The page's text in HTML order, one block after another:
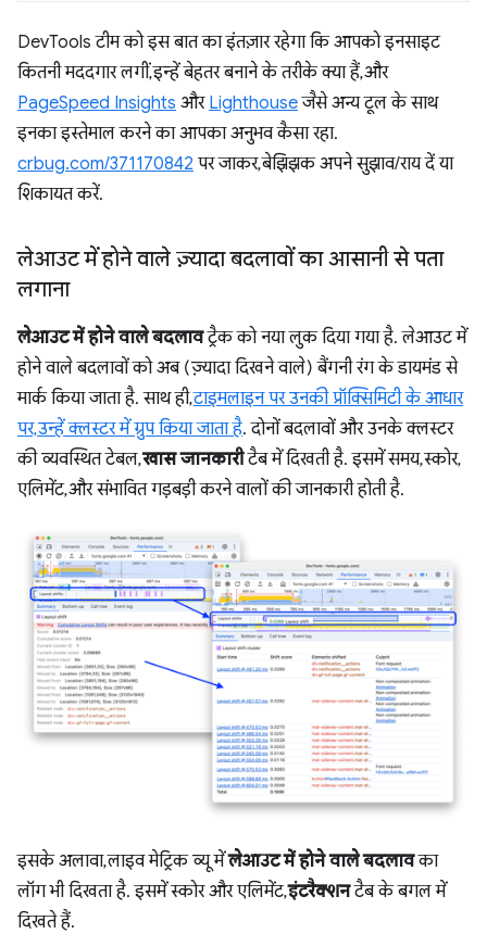
DevTools टीम को इस बात का इंतज़ार रहेगा कि आपको इनसाइट
कितनी मददगार लगीं, इन्हें बेहतर बनाने के तरीके क्या हैं, और
PageSpeed Insights और Lighthouseजैसे अन्य टूल के साथ
इनका इस्तेमाल करने का आपका अनुभव कैसा रहा.
crbug.com/371170842 पर जाकर, बेझिझक अपने सुझाव/राय दें या
शिकायत करें.
लेआउट में होने वाले ज़्यादा बदलावों का आसानी से पता
लगाना
लेआउट में होने वाले बदलावट्रैक को नया लुक दिया गया है. लेआउट में
होने वाले बदलावों को अब (ज़्यादा दिखने वाले) बैंगनी रंग के डायमंड से
मार्क किया जाता है. साथ ही,टाइमलाइन पर उनकी प्रॉक्सिमिटी के आधार
पर, उन्हें क्लस्टर में ग्रुप किया जाता है. दोनों बदलावों और उनके क्लस्टर
की व्यवस्थित टेबल,खास जानकारीटैब में दिखती है. इसमें समय, स्कोर,
एलिमेंट, और संभावित गड़बड़ी करने वालों की जानकारी होती है.
इसके अलावा, लाइव मेट्रिक व्यू मेंलेआउट में होने वाले बदलावका
लॉग भी दिखता है. इसमें स्कोर और एलिमेंट,इंटरैक्शनटैब के बगल में
दिखते हैं.